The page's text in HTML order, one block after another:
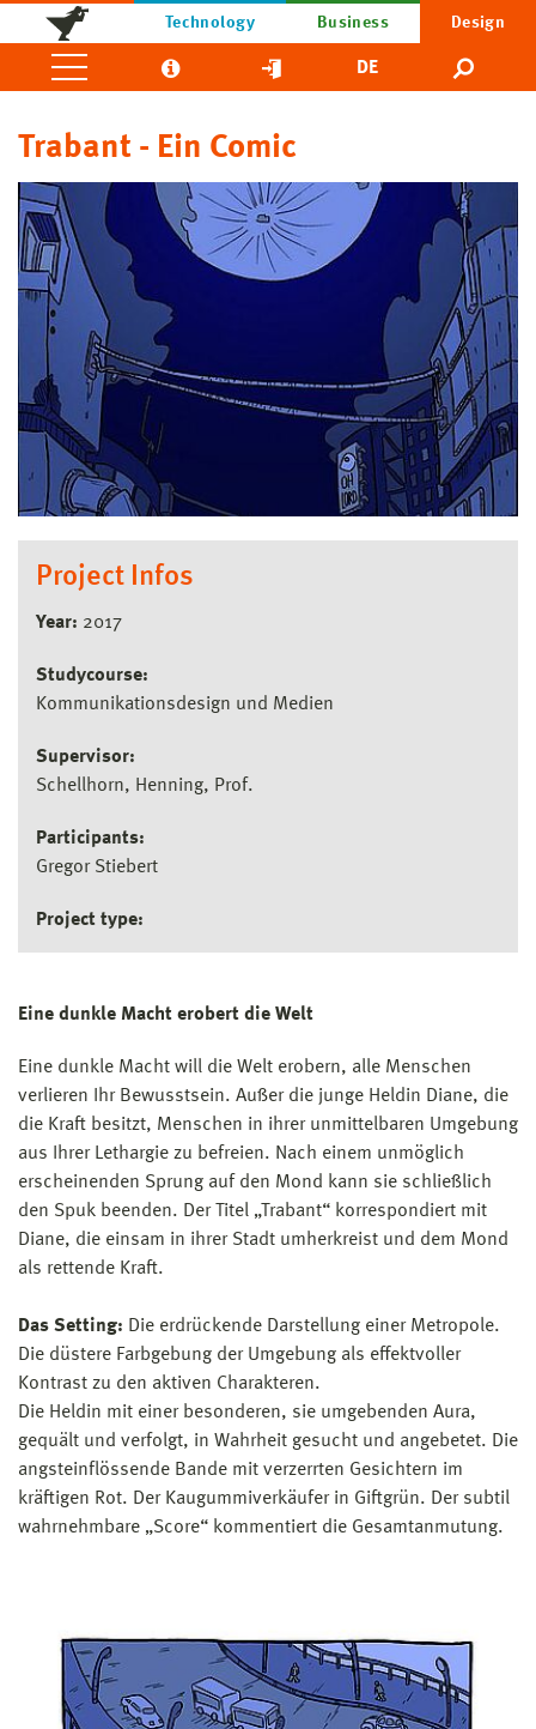
Technology Business Design
DE
Trabant - Ein Comic
Project Infos
Year: 2017
Studycourse:
Kommunikationsdesign und Medien
Supervisor:
Schellhorn, Henning, Prof.
Participants:
Gregor Stiebert
Project type:
Eine dunkle Macht erobert die Welt
Eine dunkle Macht will die Welt erobern, alle Menschen
verlieren Ihr Bewusstsein. Außer die junge Heldin Diane, die
die Kraft besitzt, Menschen in ihrer unmittelbaren Umgebung
aus Ihrer Lethargie zu befreien. Nach einem unmöglich
erscheinenden Sprung auf den Mond kann sie schließlich
den Spuk beenden. Der Titel „Trabant“ korrespondiert mit
Diane, die einsam in ihrer Stadt umherkreist und dem Mond
als rettende Kraft.
Das Setting: Die erdrückende Darstellung einer Metropole.
Die düstere Farbgebung der Umgebung als effektvoller
Kontrast zu den aktiven Charakteren.
Die Heldin mit einer besonderen, sie umgebenden Aura,
gequält und verfolgt, in Wahrheit gesucht und angebetet. Die
angsteinflössende Bande mit verzerrten Gesichtern im
kräftigen Rot. Der Kaugummiverkäufer in Giftgrün. Der subtil
wahrnehmbare „Score“ kommentiert die Gesamtanmutung.